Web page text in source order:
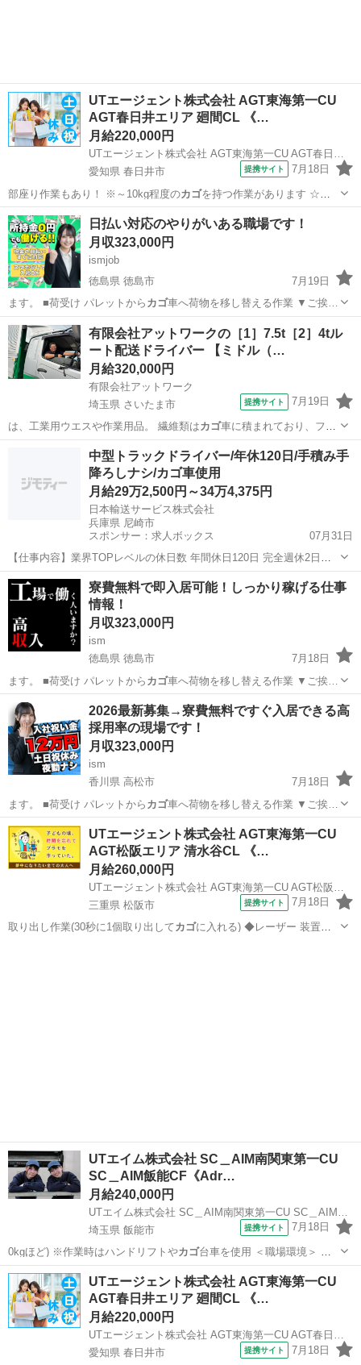
UTエージェント株式会社 AGT東海第一CU
AGT春日井エリア 廻間CL 《…
月給220,000円
UTエージェント株式会社 AGT東海第一CU AGT春日井エリア 廻間CL 《JZKW1C》
愛知県 春日井市
提携サイト 7月18日
部座り作業もあり！ ※～10kg程度のカゴを持つ作業があります ☆空
調完備で快…
愛知 春日井市 工場
日払い対応のやりがいある職場です！
月収323,000円
ismjob
徳島県 徳島市
7月19日
ます。 ■荷受け パレットから カゴ 車へ荷物を移し替える作業 ▼ご挨…
徳島 徳島市 工場 未経験
有限会社アットワークの［1］7.5t［2］4tル
ート配送ドライバー 【ミドル（…
月給320,000円
有限会社アットワーク
埼玉県 さいたま市
提携サイト 7月19日
は、工業用ウエスや作業用品。 繊維類はカゴ車に積まれており、フォ
ークリフトで積み…
さいたま市 ドライバー
中型トラックドライバー/年休120日/手積み手
降ろしナシ/カゴ車使用
月給29万2,500円～34万4,375円
日本輸送サービス株式会社
兵庫県 尼崎市
スポンサー：求人ボックス
07月31日
【仕事内容】業界TOPレベルの休日数 年間休日120日 完全週休2日制
(月10日休み) 有給取得率高め 実際に、 最近入社した20代の方は 休み
欲しさ に 日本輸送サービスへ転職を決めた… というドライバーも さ
らに 夜勤固定&残...
正社員
寮費無料で即入居可能！しっかり稼げる仕事
情報！
月収323,000円
ism
徳島県 徳島市
7月18日
ます。 ■荷受け パレットから カゴ 車へ荷物を移し替える作業 ▼ご挨…
徳島 工場 情報
2026最新募集→寮費無料ですぐ入居できる高
採用率の現場です！
月収323,000円
ism
香川県 高松市
7月18日
ます。 ■荷受け パレットから カゴ 車へ荷物を移し替える作業 ▼ご挨…
香川 高松市
UTエージェント株式会社 AGT東海第一CU
AGT松阪エリア 清水谷CL 《…
月給260,000円
三重県 松阪市
提携サイト 7月18日
取り出し作業(30秒に1個取り出してカゴに入れる) ◆レーザー 装置に
UTエイム株式会社 SC＿AIM南関東第一CU
SC＿AIM飯能CF《Adr…
月給240,000円
埼玉県 飯能市
提携サイト 7月18日
0kgほど) ※作業時はハンドリフトやカゴ台車を使用 ＜職場環境＞ ◎
空調完備…
埼玉 飯能市
UTエージェント株式会社 AGT東海第一CU
AGT春日井エリア 廻間CL 《…
月給220,000円
UTエージェント株式会社 AGT東海第一CU AGT春日井エリア 廻間CL 《JZKW1C》
愛知県 春日井市
提携サイト 7月18日